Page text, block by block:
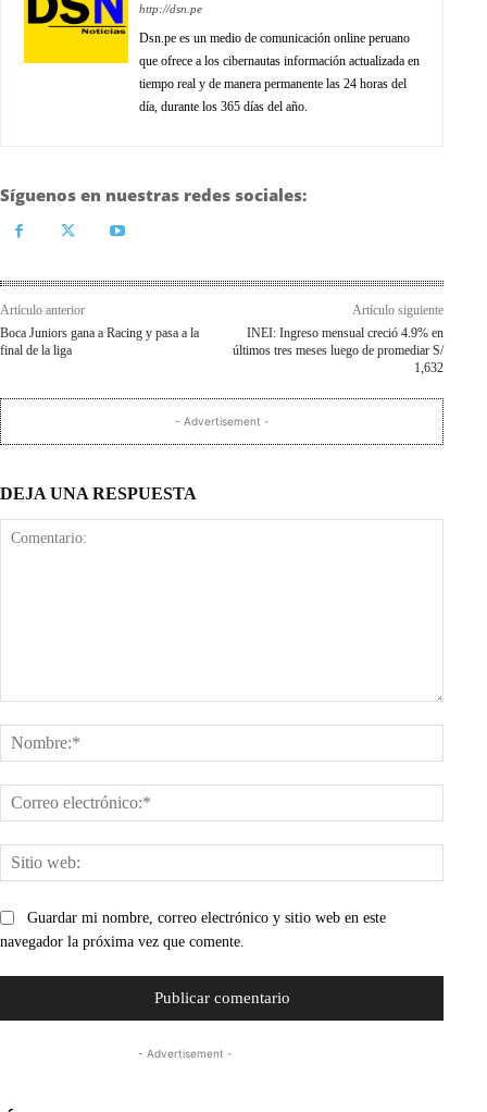
http://dsn.pe
Dsn.pe es un medio de comunicación online peruano
que ofrece a los cibernautas información actualizada en
tiempo real y de manera permanente las 24 horas del
día, durante los 365 días del año.
Síguenos en nuestras redes sociales:
Artículo anterior
Boca Juniors gana a Racing y pasa a la
final de la liga
Artículo siguiente
INEI: Ingreso mensual creció 4.9% en
últimos tres meses luego de promediar S/
1,632
- Advertisement -
DEJA UNA RESPUESTA
web:
Guardar mi nombre, correo electrónico y sitio web en este
navegador la próxima vez que comente.
- Advertisement -